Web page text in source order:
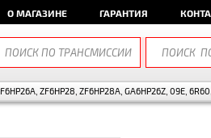
О МАГАЗИНЕ ГАРАНТИЯ
ZF6HP28, ZF6HP28A, GA6HP26Z, 09E,